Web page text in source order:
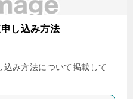
し込み方法
み方法について掲載して